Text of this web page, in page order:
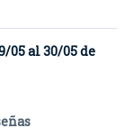
05 al 30/05 de